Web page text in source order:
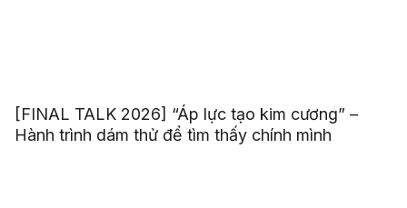
[FINAL TALK 2026] “Áp lực tạo kim cương” –
Hành trình dám thử để tìm thấy chính mình